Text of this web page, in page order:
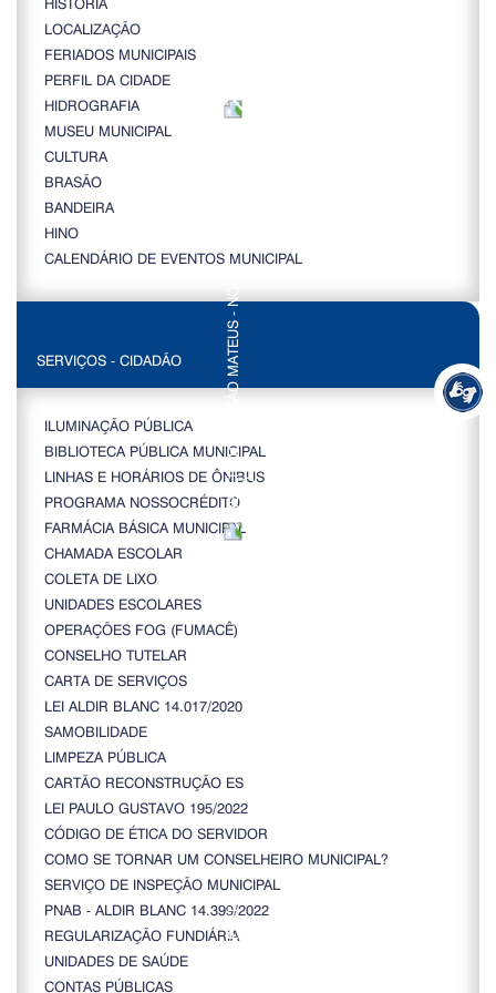
LOCALIZAÇÃO
FERIADOS MUNICIPAIS
PERFIL DA CIDADE
HIDROGRAFIA
MUSEU MUNICIPAL
CULTURA
BRASÃO
BANDEIRA
HINO
CALENDÁRIO DE EVENTOS MUNICIPAL
SERVIÇOS - CIDADÃO
ILUMINAÇÃO PÚBLICA
BIBLIOTECA PÚBLICA MUNICIPAL
LINHAS E HORÁRIOS DE ÔNIBUS
PROGRAMA NOSSOCRÉDITO
FARMÁCIA BÁSICA MUNICIPAL
CHAMADA ESCOLAR
COLETA DE LIXO
UNIDADES ESCOLARES
OPERAÇÕES FOG (FUMACÊ)
CONSELHO TUTELAR
CARTA DE SERVIÇOS
LEI ALDIR BLANC 14.017/2020
SAMOBILIDADE
LIMPEZA PÚBLICA
CARTÃO RECONSTRUÇÃO ES
LEI PAULO GUSTAVO 195/2022
CÓDIGO DE ÉTICA DO SERVIDOR
COMO SE TORNAR UM CONSELHEIRO MUNICIPAL?
SERVIÇO DE INSPEÇÃO MUNICIPAL
PNAB - ALDIR BLANC 14.399/2022
REGULARIZAÇÃO FUNDIÁRIA
UNIDADES DE SAÚDE
CONTAS PÚBLICAS